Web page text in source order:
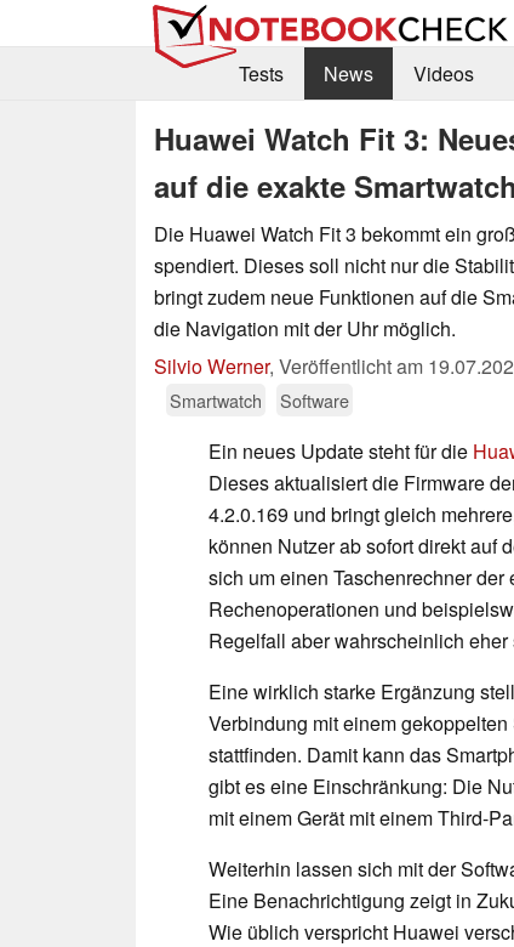
Tests
News Videos
Huawei Watch Fit 3:
auf die exakte Smartwatch
Die Huawei Watch Fit 3 bekommt ein
spendiert. Dieses soll nicht nur die
bringt zudem neue Funktionen auf die
die Navigation mit der Uhr möglich.
Silvio Werner, Veröffentlicht am
Smartwatch
Software
Ein neues Update steht für die
Dieses aktualisiert die Firmware
4.2.0.169 und bringt gleich
können Nutzer ab sofort direkt auf
sich um einen Taschenrechner
Rechenoperationen und
Regelfall aber wahrscheinlich eher
Eine wirklich starke Ergänzung
Verbindung mit einem
stattfinden. Damit kann das
gibt es eine Einschränkung: Die
mit einem Gerät mit einem Third-
Weiterhin lassen sich mit der
Eine Benachrichtigung zeigt in
Wie üblich verspricht Huawei